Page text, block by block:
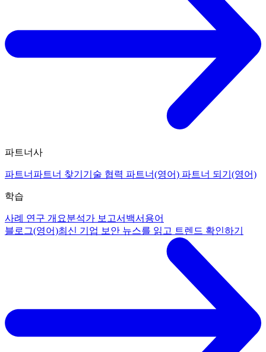
파트너사
파트너 파트너 찾기 기술 협력 파트너(영어) 파트너 되기(영어)
학습
사례 연구 개요분석가 보고서 백서 용어
블로그(영어)최신 기업 보안 뉴스를 읽고 트렌드 확인하기